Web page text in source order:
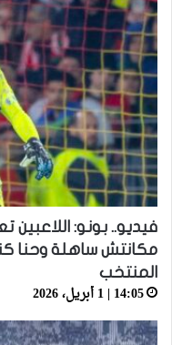
فيديو.. بونو: اللاعبين
مكانتش ساهلة وحنا
المنتخب
14:05 | 1 أبريل، 2026